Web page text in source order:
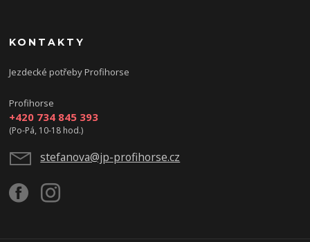
KONTAKTY
Jezdecké potřeby Profihorse
Profihorse
+420 734 845 393
(Po-Pá, 10-18 hod.)
stefanova@jp-profihorse.cz